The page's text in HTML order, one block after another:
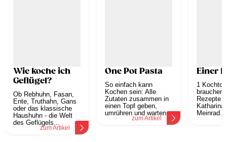
Wie koche ich
Geflügel?
Ob Rebhuhn, Fasan,
Ente, Truthahn, Gans
oder das klassische
Haushuhn - die Welt
des Geflügels...
zum Artikel
One Pot Pasta
So einfach kann
Kochen sein: Alle
Zutaten zusammen in
einen Topf geben,
umrühren und warten...
zum Artikel
Einer
1
brauchen
Rezepte
Katharina
Meinrad...